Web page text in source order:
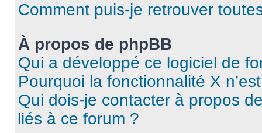
Comment puis-je retrouver
À propos de phpBB
Qui a développé ce logiciel de
Pourquoi la fonctionnalité X
Qui dois-je contacter à propos
liés à ce forum ?